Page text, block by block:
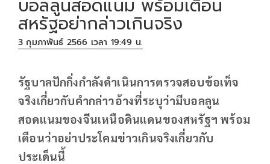
บอลลูนสอดแนม พร้อมเตือน
สหรัฐอย่ากล่าวเกินจริง
3 กุมภาพันธ์ 2566 เวลา 19:49 น.
รัฐบาลปักกิ่งกำลังดำเนินการตรวจสอบข้อเท็จ
จริงเกี่ยวกับคำกล่าวอ้างที่ระบุว่ามีบอลลูน
สอดแนมของจีนเหนือดินแดนของสหรัฐฯ พร้อม
เตือนว่าอย่าประโคมข่าวเกินจริงเกี่ยวกับ
ประเด็นนี้